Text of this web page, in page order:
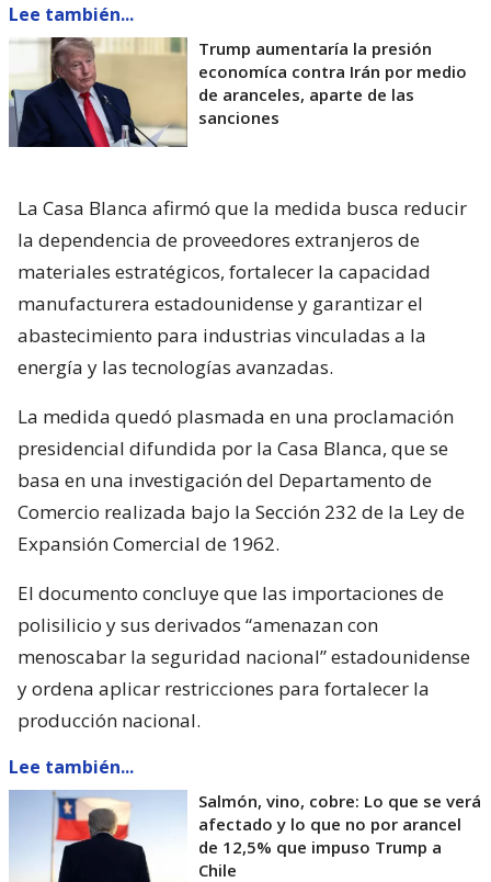
Lee también...
Trump aumentaría la presión
economíca contra Irán por medio
de aranceles, aparte de las
sanciones
La Casa Blanca afirmó que la medida busca reducir
la dependencia de proveedores extranjeros de
materiales estratégicos, fortalecer la capacidad
manufacturera estadounidense y garantizar el
abastecimiento para industrias vinculadas a la
energía y las tecnologías avanzadas.
La medida quedó plasmada en una proclamación
presidencial difundida por la Casa Blanca, que se
basa en una investigación del Departamento de
Comercio realizada bajo la Sección 232 de la Ley de
Expansión Comercial de 1962.
El documento concluye que las importaciones de
polisilicio y sus derivados “amenazan con
menoscabar la seguridad nacional” estadounidense
y ordena aplicar restricciones para fortalecer la
producción nacional.
Lee también...
Salmón, vino, cobre: Lo que se verá
afectado y lo que no por arancel
de 12,5% que impuso Trump a
Chile